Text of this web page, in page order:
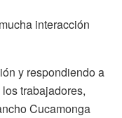
interacción
y respondiendo a
trabajadores,
Cucamonga